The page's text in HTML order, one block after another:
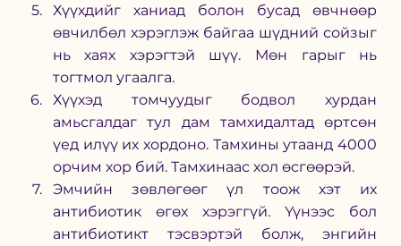
Хүүхдийг ханиад болон бусад өвчнөөр
өвчилбөл хэрэглэж байгаа шүдний сойзыг
нь хаях хэрэгтэй шүү. Мөн гарыг нь
тогтмол угаалга.
Хүүхэд томчуудыг бодвол хурдан
амьсгалдаг тул дам тамхидалтад өртсөн
үед илүү их хордоно. Тамхины утаанд 4000
орчим хор бий. Тамхинаас хол өсгөөрэй.
Эмчийн зөвлөгөөг үл тоож хэт их
антибиотик өгөх хэрэггүй. Үүнээс бол
антибиотикт тэсвэртэй болж, энгийн